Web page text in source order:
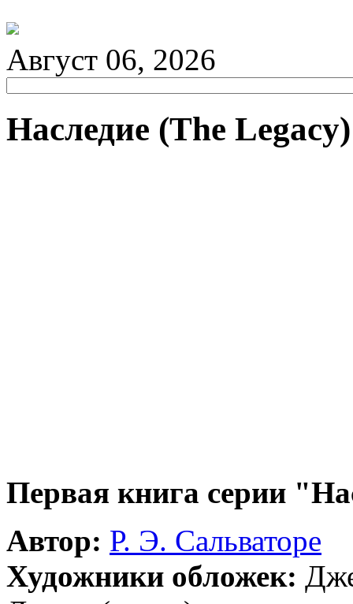
Август 06, 2026
Наследие (The Legacy)
Первая книга серии
Автор: Р. Э. Сальваторе
Художники обложек: